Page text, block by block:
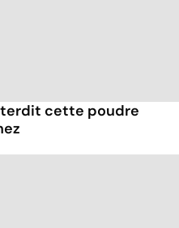
cette poudre